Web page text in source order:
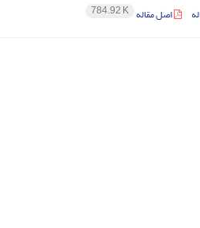
اصل مقاله 784.92 K